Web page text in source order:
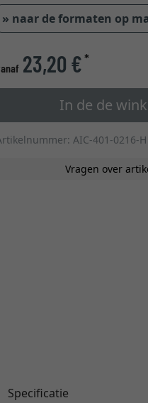
» naar de formaten op
23,20 €*
In de de
AIC-401-0216-H
Vragen over
Specificatie